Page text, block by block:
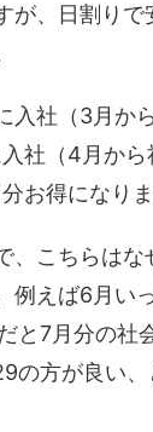
が、日割りで
入社（3月か
社（4月から
お得になりま
、こちらはな
例えば6月い
と7月分の社
の方が良い